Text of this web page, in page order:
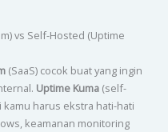
vs Self-Hosted (Uptime
(SaaS) cocok buat yang ingin
Uptime Kuma(self-
harus ekstra hati-hati
keamanan monitoring